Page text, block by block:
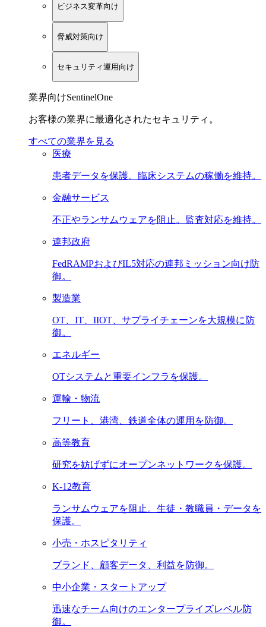
ビジネス変革向け
脅威対策向け
セキュリティ運用向け
業界向けSentinelOne
お客様の業界に最適化されたセキュリティ。
すべての業界を見る
医療
患者データを保護。臨床システムの稼働を維持。
金融サービス
不正やランサムウェアを阻止。監査対応を維持。
連邦政府
FedRAMPおよびIL5対応の連邦ミッション向け防
御。
製造業
OT、IT、IIOT、サプライチェーンを大規模に防
御。
エネルギー
OTシステムと重要インフラを保護。
運輸・物流
フリート、港湾、鉄道全体の運用を防御。
高等教育
研究を妨げずにオープンネットワークを保護。
K-12教育
ランサムウェアを阻止。生徒・教職員・データを
保護。
小売・ホスピタリティ
ブランド、顧客データ、利益を防御。
中小企業・スタートアップ
迅速なチーム向けのエンタープライズレベル防
御。